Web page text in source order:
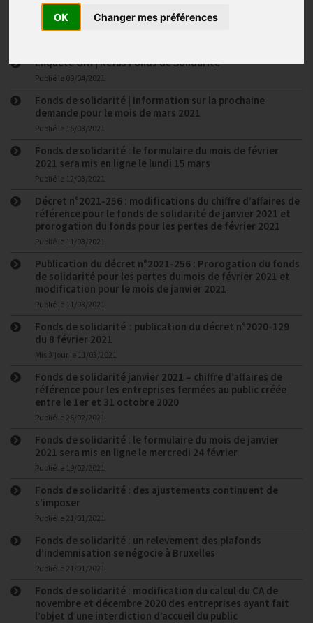
OK Changer mes préférences
Fonds de Solidarité
Enquête GNI | Refus Fonds de Solidarité
Publié le 09/04/2021
Fonds de solidarité | Information sur la prochaine
demande pour le mois de mars 2021
Publié le 16/03/2021
Fonds de solidarité : le formulaire du mois de février
2021 sera mis en ligne le lundi 15 mars
Publié le 12/03/2021
Décret n°2021-256 : modifications du chiffre d’affaires de
référence pour le fonds de solidarité de janvier 2021 et
prorogation du fonds pour les pertes de février 2021
Publié le 11/03/2021
Publication du décret n°2021-256 : Prorogation du fonds
de solidarité pour les pertes du mois de février 2021 et
modification pour le mois de janvier 2021
Publié le 11/03/2021
Fonds de solidarité : publication du décret n°2020-129
du 8 février 2021
Mis à jour le 11/03/2021
Fonds de solidarité janvier 2021 – chiffre d’affaires de
référence pour les entreprises fermées au public créée
entre le 1er et 31 octobre 2020
Publié le 26/02/2021
Fonds de solidarité : le formulaire du mois de janvier
2021 sera mis en ligne le mercredi 24 février
Publié le 19/02/2021
Fonds de solidarité : des ajustements continuent de
s’imposer
Publié le 21/01/2021
Fonds de solidarité : un relevement des plafonds
d’indemnisation se négocie à Bruxelles
Publié le 21/01/2021
Fonds de solidarité : modification du calcul du CA de
novembre et décembre 2020 des entreprises ayant fait
l’objet d’une interdiction d’accueil du public